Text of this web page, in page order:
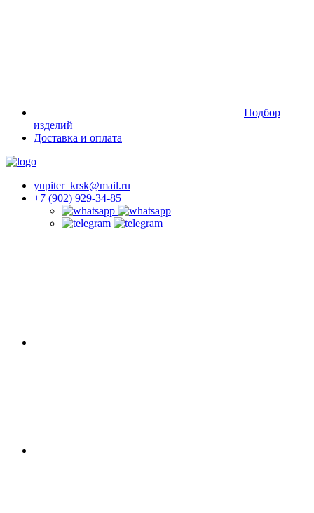
Подбор
изделий
Доставка и оплата
yupiter_krsk@mail.ru
+7 (902) 929-34-85